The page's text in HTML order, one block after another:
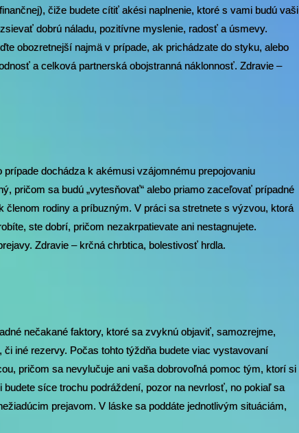
čiže budete cítiť akési naplnenie, ktoré s vami budú vaši
dobrú náladu, pozitívne myslenie, radosť a úsmevy.
obozretnejší najmä v prípade, ak prichádzate do styku, alebo
a celková partnerská obojstranná náklonnosť. Zdravie –
dochádza k akémusi vzájomnému prepojovaniu
pričom sa budú „vytesňovať“ alebo priamo zaceľovať prípadné
rodiny a príbuzným. V práci sa stretnete s výzvou, ktorá
ste dobrí, pričom nezakrpatievate ani nestagnujete.
Zdravie – krčná chrbtica, bolestivosť hrdla.
nečakané faktory, ktoré sa zvyknú objaviť, samozrejme,
iné rezervy. Počas tohto týždňa budete viac vystavovaní
pričom sa nevylučuje ani vaša dobrovoľná pomoc tým, ktorí si
síce trochu podráždení, pozor na nevrlosť, no pokiaľ sa
prejavom. V láske sa poddáte jednotlivým situáciám,